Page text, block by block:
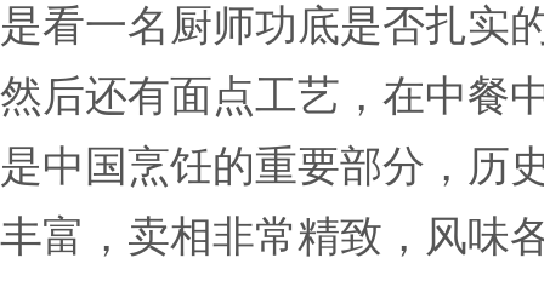
是看一名厨师功底是否扎实
然后还有面点工艺，在中餐
是中国烹饪的重要部分，历
丰富，卖相非常精致，风味